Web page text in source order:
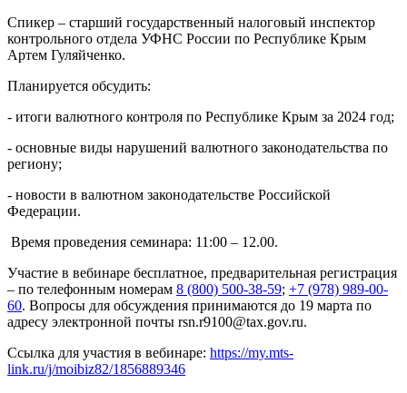
Спикер – старший государственный налоговый инспектор
контрольного отдела УФНС России по Республике Крым
Артем Гуляйченко.
Планируется обсудить:
- итоги валютного контроля по Республике Крым за 2024 год;
- основные виды нарушений валютного законодательства по
региону;
- новости в валютном законодательстве Российской
Федерации.
Время проведения семинара: 11:00 – 12.00.
Участие в вебинаре бесплатное, предварительная регистрация
– по телефонным номерам 8 (800) 500-38-59; +7 (978) 989-00-
60. Вопросы для обсуждения принимаются до 19 марта по
адресу электронной почты rsn.r9100@tax.gov.ru.
Ссылка для участия в вебинаре: https://my.mts-
link.ru/j/moibiz82/1856889346